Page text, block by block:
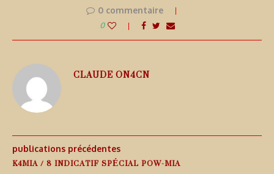
0 commentaire
0
CLAUDE ON4CN
publications précédentes
K4MIA / 8 INDICATIF SPÉCIAL POW-MIA